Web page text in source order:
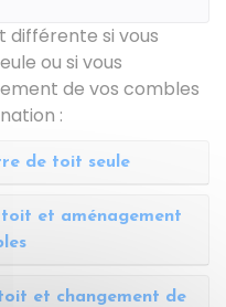
différente si vous
ou si vous
de vos combles
:
de toit seule
et aménagement
et changement de